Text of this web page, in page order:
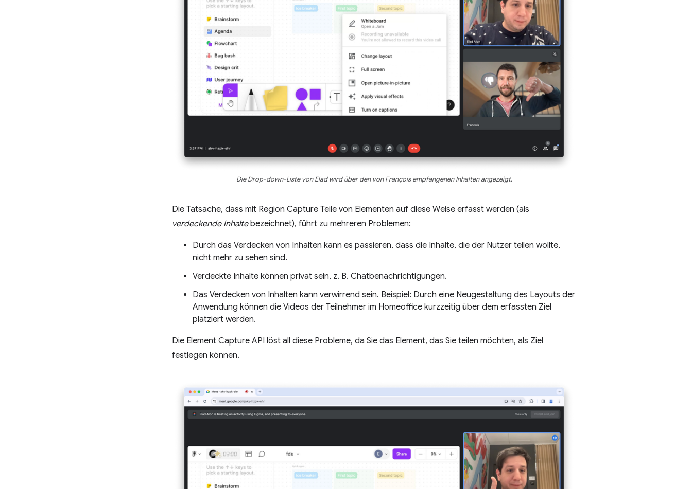
Die Drop-down-Liste von Elad wird über den von François empfangenen Inhalten angezeigt.
Die Tatsache, dass mit Region Capture Teile von Elementen auf diese Weise erfasst werden (als
verdeckende Inhaltebezeichnet), führt zu mehreren Problemen:
Durch das Verdecken von Inhalten kann es passieren, dass die Inhalte, die der Nutzer teilen wollte,
nicht mehr zu sehen sind.
Verdeckte Inhalte können privat sein, z. B. Chatbenachrichtigungen.
Das Verdecken von Inhalten kann verwirrend sein. Beispiel: Durch eine Neugestaltung des Layouts der
Anwendung können die Videos der Teilnehmer im Homeoffice kurzzeitig über dem erfassten Ziel
platziert werden.
Die Element Capture API löst all diese Probleme, da Sie das Element, das Sie teilen möchten, als Ziel
festlegen können.